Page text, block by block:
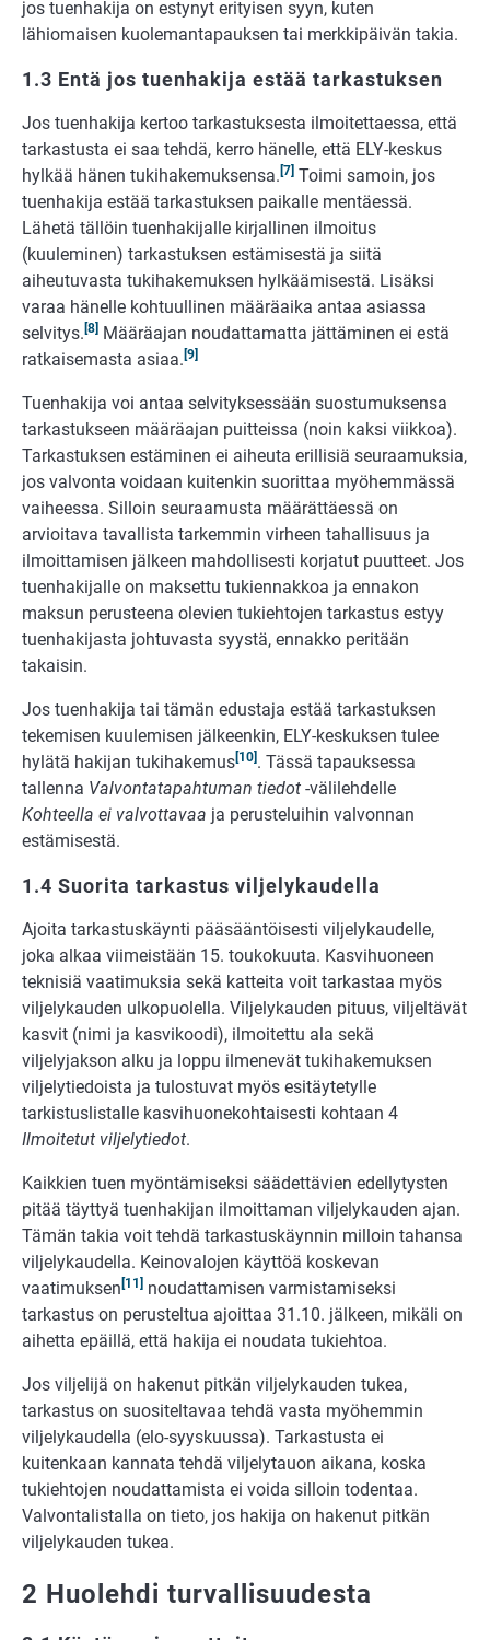
jos tuenhakija on estynyt erityisen syyn, kuten
lähiomaisen kuolemantapauksen tai merkkipäivän takia.
1.3 Entä jos tuenhakija estää tarkastuksen
Jos tuenhakija kertoo tarkastuksesta ilmoitettaessa, että
tarkastusta ei saa tehdä, kerro hänelle, että ELY-keskus
hylkää hänen tukihakemuksensa. [7] Toimi samoin, jos
tuenhakija estää tarkastuksen paikalle mentäessä.
Lähetä tällöin tuenhakijalle kirjallinen ilmoitus
(kuuleminen) tarkastuksen estämisestä ja siitä
aiheutuvasta tukihakemuksen hylkäämisestä. Lisäksi
varaa hänelle kohtuullinen määräaika antaa asiassa
selvitys. [8] Määräajan noudattamatta jättäminen ei estä
ratkaisemasta asiaa. [9]
Tuenhakija voi antaa selvityksessään suostumuksensa
tarkastukseen määräajan puitteissa (noin kaksi viikkoa).
Tarkastuksen estäminen ei aiheuta erillisiä seuraamuksia,
jos valvonta voidaan kuitenkin suorittaa myöhemmässä
vaiheessa. Silloin seuraamusta määrättäessä on
arvioitava tavallista tarkemmin virheen tahallisuus ja
ilmoittamisen jälkeen mahdollisesti korjatut puutteet. Jos
tuenhakijalle on maksettu tukiennakkoa ja ennakon
maksun perusteena olevien tukiehtojen tarkastus estyy
tuenhakijasta johtuvasta syystä, ennakko peritään
takaisin.
Jos tuenhakija tai tämän edustaja estää tarkastuksen
tekemisen kuulemisen jälkeenkin, ELY-keskuksen tulee
hylätä hakijan tukihakemus[10] . Tässä tapauksessa
tallenna Valvontatapahtuman tiedot -välilehdelle
Kohteella ei valvottavaa ja perusteluihin valvonnan
estämisestä.
1.4 Suorita tarkastus viljelykaudella
Ajoita tarkastuskäynti pääsääntöisesti viljelykaudelle,
joka alkaa viimeistään 15. toukokuuta. Kasvihuoneen
teknisiä vaatimuksia sekä katteita voit tarkastaa myös
viljelykauden ulkopuolella. Viljelykauden pituus, viljeltävät
kasvit (nimi ja kasvikoodi), ilmoitettu ala sekä
viljelyjakson alku ja loppu ilmenevät tukihakemuksen
viljelytiedoista ja tulostuvat myös esitäytetylle
tarkistuslistalle kasvihuonekohtaisesti kohtaan 4
Ilmoitetut viljelytiedot.
Kaikkien tuen myöntämiseksi säädettävien edellytysten
pitää täyttyä tuenhakijan ilmoittaman viljelykauden ajan.
Tämän takia voit tehdä tarkastuskäynnin milloin tahansa
viljelykaudella. Keinovalojen käyttöä koskevan
vaatimuksen [11] noudattamisen varmistamiseksi
tarkastus on perusteltua ajoittaa 31.10. jälkeen, mikäli on
aihetta epäillä, että hakija ei noudata tukiehtoa.
Jos viljelijä on hakenut pitkän viljelykauden tukea,
tarkastus on suositeltavaa tehdä vasta myöhemmin
viljelykaudella (elo-syyskuussa). Tarkastusta ei
kuitenkaan kannata tehdä viljelytauon aikana, koska
tukiehtojen noudattamista ei voida silloin todentaa.
Valvontalistalla on tieto, jos hakija on hakenut pitkän
viljelykauden tukea.
2 Huolehdi turvallisuudesta